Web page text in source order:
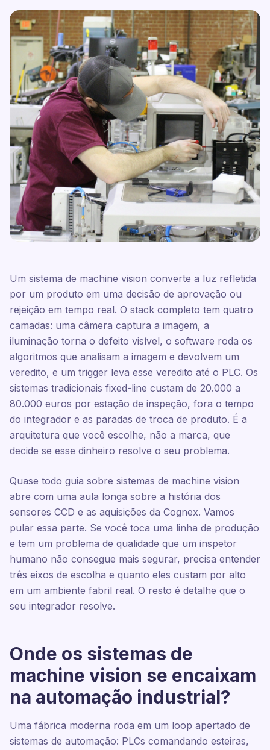
Um sistema de machine vision converte a luz refletida
por um produto em uma decisão de aprovação ou
rejeição em tempo real. O stack completo tem quatro
camadas: uma câmera captura a imagem, a
iluminação torna o defeito visível, o software roda os
algoritmos que analisam a imagem e devolvem um
veredito, e um trigger leva esse veredito até o PLC. Os
sistemas tradicionais fixed-line custam de 20.000 a
80.000 euros por estação de inspeção, fora o tempo
do integrador e as paradas de troca de produto. É a
arquitetura que você escolhe, não a marca, que
decide se esse dinheiro resolve o seu problema.
Quase todo guia sobre sistemas de machine vision
abre com uma aula longa sobre a história dos
sensores CCD e as aquisições da Cognex. Vamos
pular essa parte. Se você toca uma linha de produção
e tem um problema de qualidade que um inspetor
humano não consegue mais segurar, precisa entender
três eixos de escolha e quanto eles custam por alto
em um ambiente fabril real. O resto é detalhe que o
seu integrador resolve.
Onde os sistemas de
machine vision se encaixam
na automação industrial?
Uma fábrica moderna roda em um loop apertado de
sistemas de automação: PLCs comandando esteiras,